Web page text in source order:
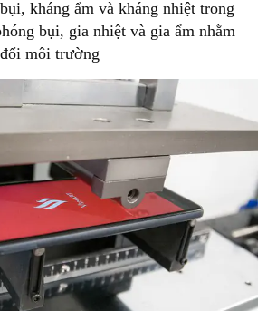
kháng ẩm và kháng nhiệt trong
bụi, gia nhiệt và gia ẩm nhằm
môi trường